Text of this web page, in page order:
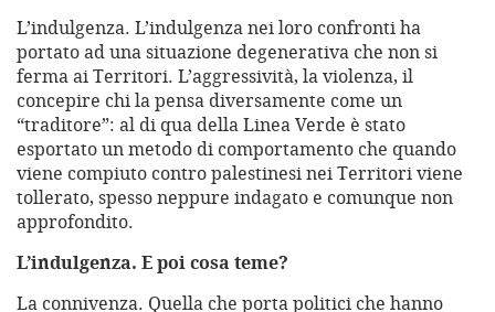
L’indulgenza. L’indulgenza nei loro confronti ha
portato ad una situazione degenerativa che non si
ferma ai Territori. L’aggressività, la violenza, il
concepire chi la pensa diversamente come un
“traditore”: al di qua della Linea Verde è stato
esportato un metodo di comportamento che quando
viene compiuto contro palestinesi nei Territori viene
tollerato, spesso neppure indagato e comunque non
approfondito.
L’indulgenza. E poi cosa teme?
La connivenza. Quella che porta politici che hanno